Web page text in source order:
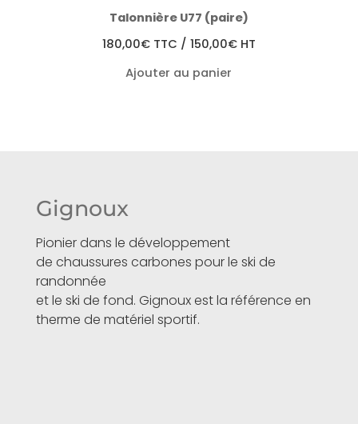
Talonnière U77 (paire)
180,00€ TTC / 150,00€HT
Ajouter au panier
Gignoux
Pionier dans le développement
de chaussures carbones pour le ski de
randonnée
et le ski de fond. Gignoux est la référence en
therme de matériel sportif.